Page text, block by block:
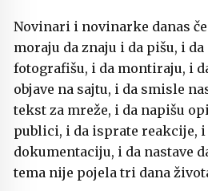
Novinari i novinarke danas
moraju da znaju i da pišu, i
fotografišu, i da montiraju, i
objave na sajtu, i da smisle
tekst za mreže, i da napišu
publici, i da isprate reakcije, i
dokumentaciju, i da nastave
tema nije pojela tri dana